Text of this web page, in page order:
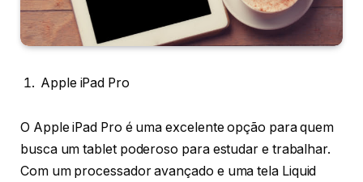
Apple iPad Pro
O Apple iPad Pro é uma excelente opção para quem
busca um tablet poderoso para estudar e trabalhar.
Com um processador avançado e uma tela Liquid